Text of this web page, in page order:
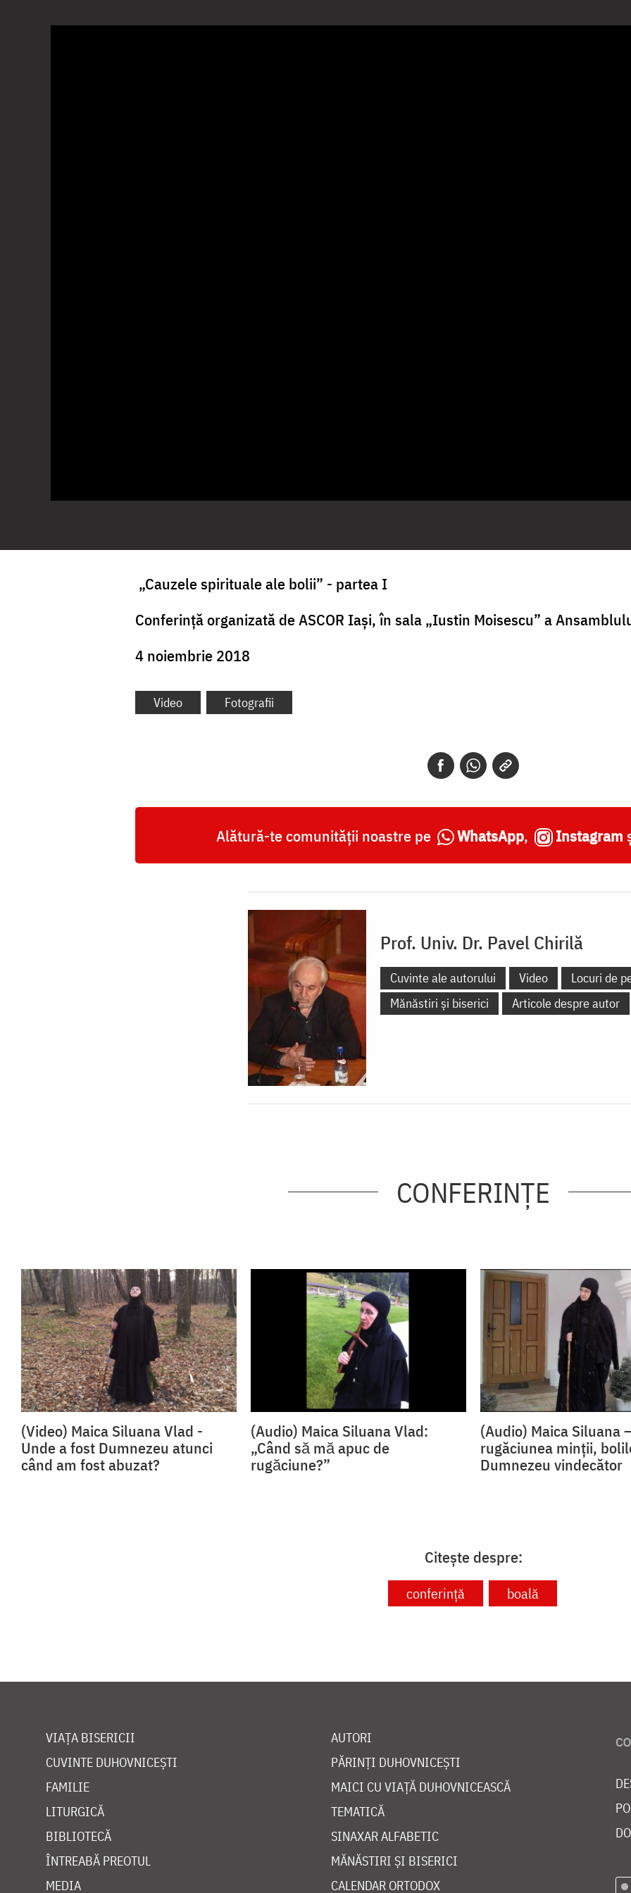
„Cauzele spirituale ale bolii” - partea I
Conferință organizată de ASCOR Iași, în sala „Iustin Moisescu” a
4 noiembrie 2018
Video Fotografii
Alătură-te comunității noastre pe WhatsApp, Instagram
Prof. Univ. Dr. Pavel Chirilă
Cuvinte ale autorului Video
Locuri de
Mănăstiri și biserici
Articole despre autor
CONFERINȚE
(Video) Maica Siluana Vlad -
Unde a fost Dumnezeu atunci
când am fost abuzat?
(Audio) Maica Siluana Vlad:
„Când să mă apuc de
rugăciune?”
(Audio) Maica Siluana
rugăciunea minții,
Dumnezeu vindecător
Citește despre:
conferință boală
VIAȚA BISERICII
CUVINTE DUHOVNICEȘTI
FAMILIE
LITURGICĂ
BIBLIOTECĂ
ÎNTREABĂ PREOTUL
MEDIA
AUTORI
PĂRINȚI DUHOVNICEȘTI
MAICI CU VIAȚĂ DUHOVNICEASCĂ
TEMATICĂ
SINAXAR ALFABETIC
MĂNĂSTIRI ȘI BISERICI
CALENDAR ORTODOX